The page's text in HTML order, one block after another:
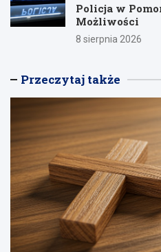
Policja w
Możliwości
8 sierpnia 2026
Przeczytaj także